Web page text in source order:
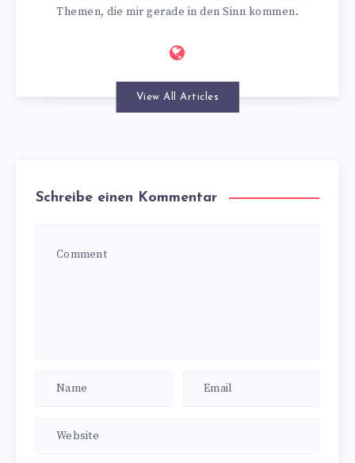
Themen, die mir gerade in den Sinn kommen.
View All Articles
Schreibe einen Kommentar